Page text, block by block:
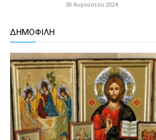
30 Αυγούστου 2024
ΔΗΜΟΦΙΛΗ